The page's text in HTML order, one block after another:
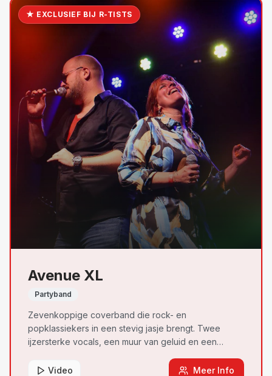
★ EXCLUSIEF BIJ R-TISTS
Avenue XL
Partyband
Zevenkoppige coverband die rock- en
popklassiekers in een stevig jasje brengt. Twee
ijzersterke vocals, een muur van geluid en een
transformeert.
Video Meer Info